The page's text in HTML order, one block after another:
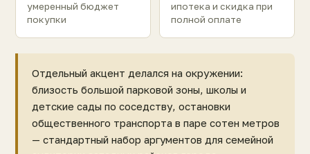
умеренный бюджет
покупки
ипотека и скидка при
полной оплате
Отдельный акцент делался на окружении:
близость большой парковой зоны, школы и
детские сады по соседству, остановки
общественного транспорта в паре сотен метров
— стандартный набор аргументов для семейной